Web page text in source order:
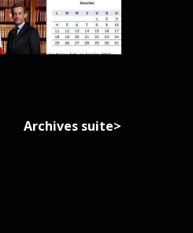
Archives suite>